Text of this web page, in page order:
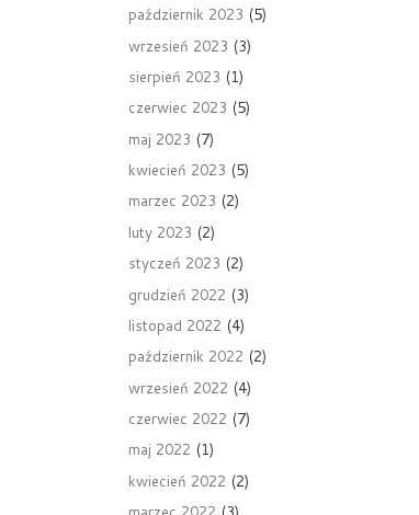
październik 2023 (5)
wrzesień 2023 (3)
sierpień 2023 (1)
czerwiec 2023 (5)
maj 2023 (7)
kwiecień 2023 (5)
marzec 2023 (2)
luty 2023 (2)
styczeń 2023 (2)
grudzień 2022 (3)
listopad 2022 (4)
październik 2022 (2)
wrzesień 2022 (4)
czerwiec 2022 (7)
maj 2022 (1)
kwiecień 2022 (2)